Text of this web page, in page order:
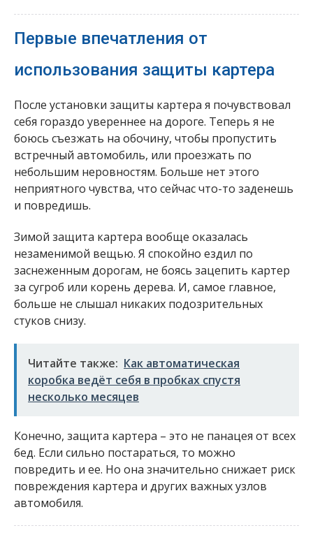
Первые впечатления от
использования защиты картера
После установки защиты картера я почувствовал
себя гораздо увереннее на дороге. Теперь я не
боюсь съезжать на обочину, чтобы пропустить
встречный автомобиль, или проезжать по
небольшим неровностям. Больше нет этого
неприятного чувства, что сейчас что-то заденешь
и повредишь.
Зимой защита картера вообще оказалась
незаменимой вещью. Я спокойно ездил по
заснеженным дорогам, не боясь зацепить картер
за сугроб или корень дерева. И, самое главное,
больше не слышал никаких подозрительных
стуков снизу.
Читайте также: Как автоматическая
коробка ведёт себя в пробках спустя
несколько месяцев
Конечно, защита картера – это не панацея от всех
бед. Если сильно постараться, то можно
повредить и ее. Но она значительно снижает риск
повреждения картера и других важных узлов
автомобиля.